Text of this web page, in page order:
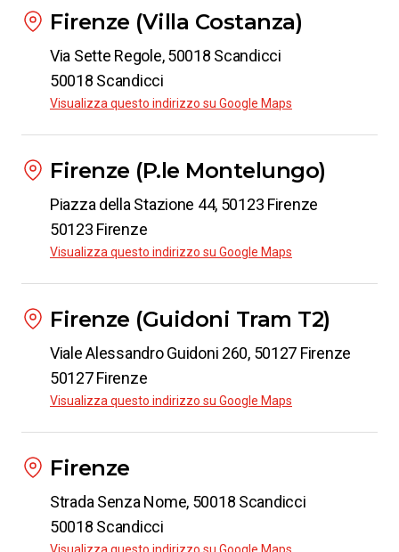
€ 28.98
Da
a
Piacenza
Da
a
Firenze
Caserta
a
Parma
da € 4.99
Da
Firenze
Da
Firenze
Firenze (Villa Costanza)
Via Sette Regole, 50018 Scandicci
50018 Scandicci
Visualizza questo indirizzo su Google Maps
Firenze (P.le Montelungo)
Piazza della Stazione 44, 50123 Firenze
50123 Firenze
Visualizza questo indirizzo su Google Maps
Firenze (Guidoni Tram T2)
Viale Alessandro Guidoni 260, 50127 Firenze
50127 Firenze
Visualizza questo indirizzo su Google Maps
Firenze
Strada Senza Nome, 50018 Scandicci
50018 Scandicci